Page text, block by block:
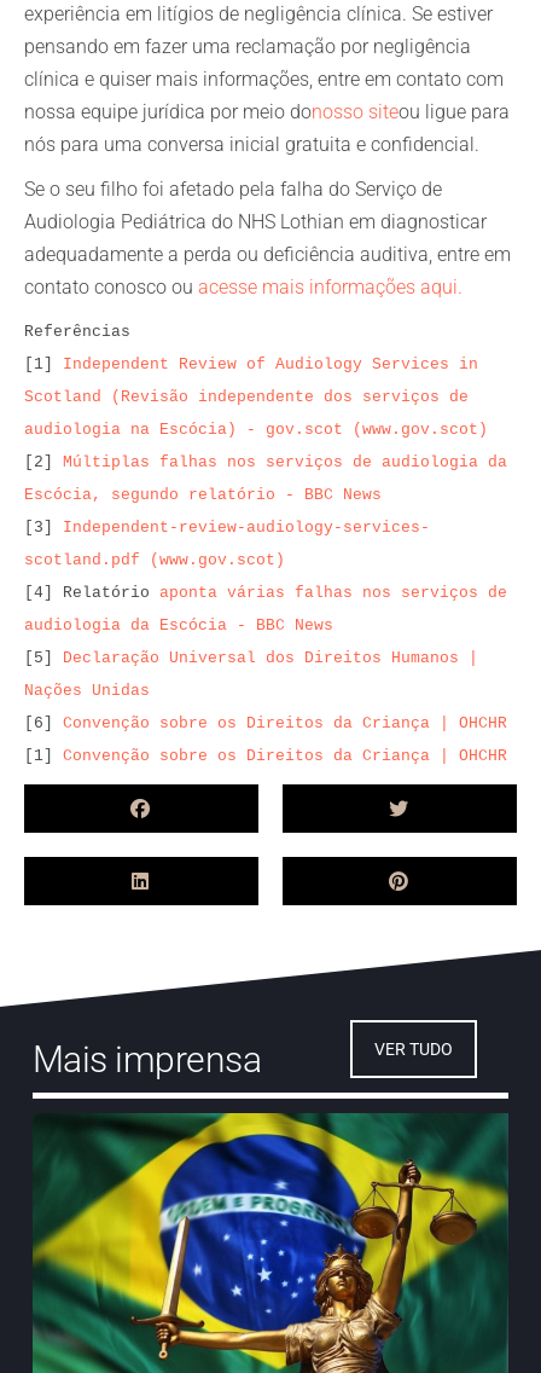
experiência em litígios de negligência clínica. Se estiver
pensando em fazer uma reclamação por negligência
clínica e quiser mais informações, entre em contato com
nossa equipe jurídica por meio donosso siteou ligue para
nós para uma conversa inicial gratuita e confidencial.
Se o seu filho foi afetado pela falha do Serviço de
Audiologia Pediátrica do NHS Lothian em diagnosticar
adequadamente a perda ou deficiência auditiva, entre em
contato conosco ou acesse mais informações aqui.
Referências
[1] Independent Review of Audiology Services in
Scotland (Revisão independente dos serviços de
audiologia na Escócia) - gov.scot (www.gov.scot)
[2] Múltiplas falhas nos serviços de audiologia da
Escócia, segundo relatório - BBC News
[3] Independent-review-audiology-services-
scotland.pdf (www.gov.scot)
[4] Relatório aponta várias falhas nos serviços de
audiologia da Escócia - BBC News
[5]
Declaração Universal dos Direitos Humanos |
Nações Unidas
[6] Convenção sobre os Direitos da Criança | OHCHR
[1] Convenção sobre os Direitos da Criança | OHCHR
Mais imprensa VER TUDO